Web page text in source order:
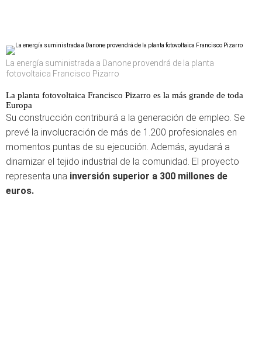
La energía suministrada a Danone provendrá de la planta
fotovoltaica Francisco Pizarro
La planta fotovoltaica Francisco Pizarro es la más grande de toda
Europa
Su construcción contribuirá a la generación de empleo. Se
prevé la involucración de más de 1.200 profesionales en
momentos puntas de su ejecución. Además, ayudará a
dinamizar el tejido industrial de la comunidad. El proyecto
representa una inversión superior a 300 millones de
euros.